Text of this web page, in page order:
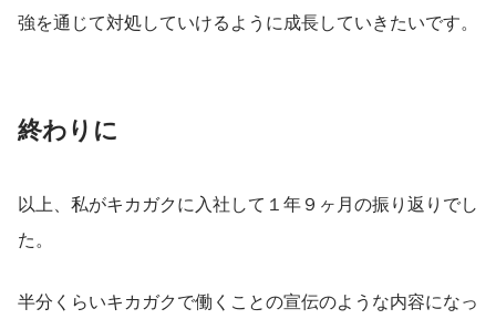
強を通じて対処していけるように成長していきたいです。
終わりに
以上、私がキカガクに入社して１年９ヶ月の振り返りでし
た。
半分くらいキカガクで働くことの宣伝のような内容になっ